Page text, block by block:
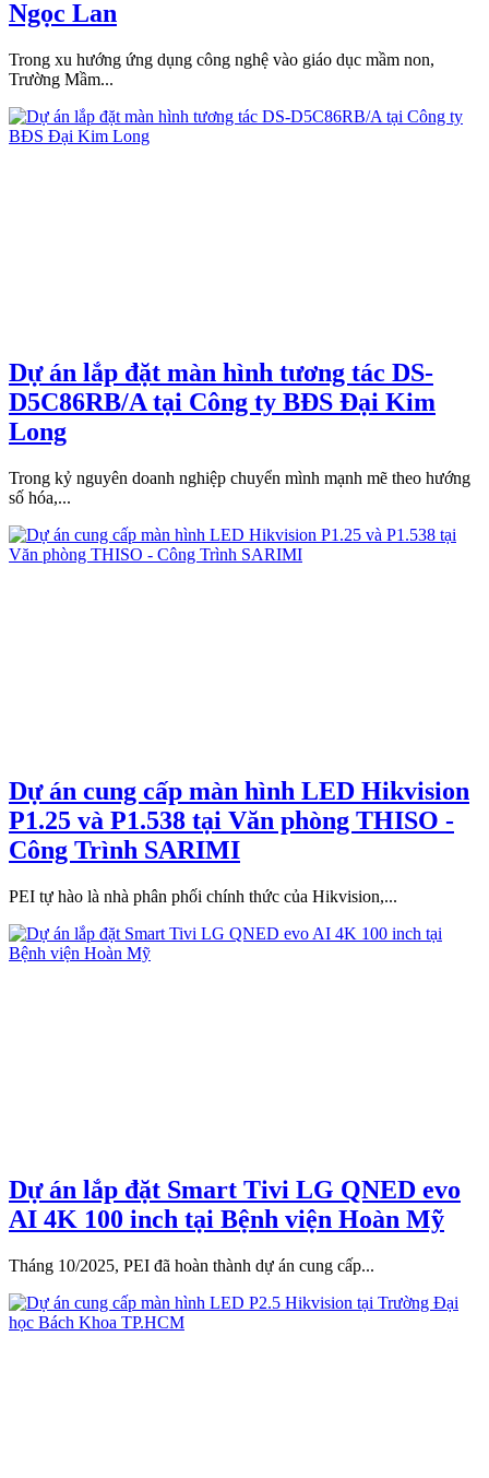
Ngọc Lan
Trong xu hướng ứng dụng công nghệ vào giáo dục mầm non,
Trường Mầm...
Dự án lắp đặt màn hình tương tác DS-
D5C86RB/A tại Công ty BĐS Đại Kim
Long
Trong kỷ nguyên doanh nghiệp chuyển mình mạnh mẽ theo hướng
số hóa,...
Dự án cung cấp màn hình LED Hikvision
P1.25 và P1.538 tại Văn phòng THISO -
Công Trình SARIMI
PEI tự hào là nhà phân phối chính thức của Hikvision,...
Dự án lắp đặt Smart Tivi LG QNED evo
AI 4K 100 inch tại Bệnh viện Hoàn Mỹ
Tháng 10/2025, PEI đã hoàn thành dự án cung cấp...